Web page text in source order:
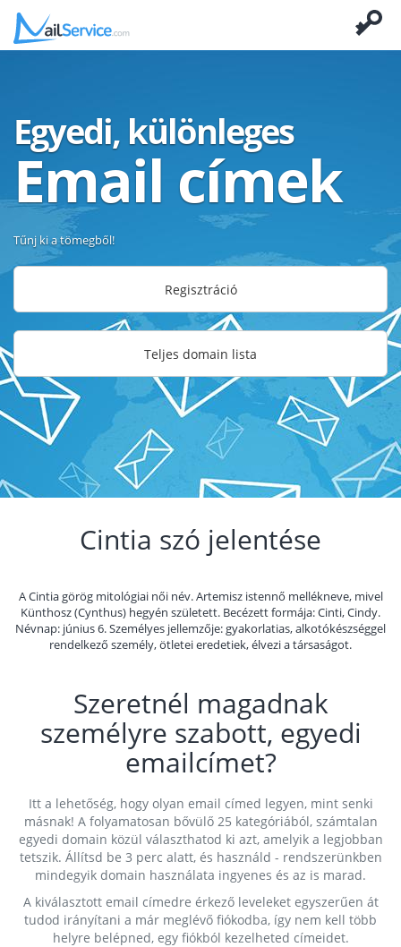
Egyedi, különleges
Email címek
Tűnj ki a tömegből!
Regisztráció
Teljes domain lista
Cintia szó jelentése
A Cintia görög mitológiai női név. Artemisz istennő mellékneve, mivel
Künthosz (Cynthus) hegyén született. Becézett formája: Cinti, Cindy.
Névnap: június 6. Személyes jellemzője: gyakorlatias, alkotókészséggel
rendelkező személy, ötletei eredetiek, élvezi a társaságot.
Szeretnél magadnak
személyre szabott, egyedi
emailcímet?
Itt a lehetőség, hogy olyan email címed legyen, mint senki
másnak! A folyamatosan bővülő 25 kategóriából, számtalan
egyedi domain közül választhatod ki azt, amelyik a legjobban
tetszik. Állítsd be 3 perc alatt, és használd - rendszerünkben
mindegyik domain használata ingyenes és az is marad.
A kiválasztott email címedre érkező leveleket egyszerűen át
tudod irányítani a már meglévő fiókodba, így nem kell több
helyre belépned, egy fiókból kezelheted címeidet.